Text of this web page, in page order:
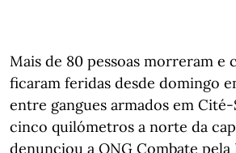
Mais de 80 pessoas morreram e
ficaram feridas desde domingo
entre gangues armados em
cinco quilómetros a norte da
denunciou a ONG Combate pela